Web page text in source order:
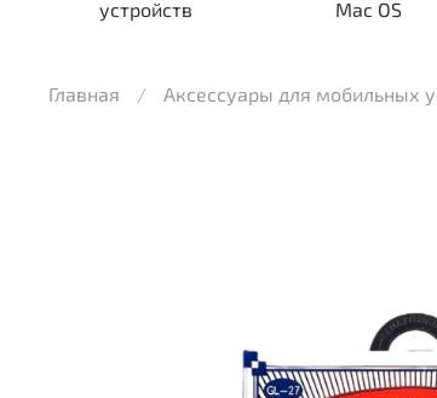
устройств
Mac OS
Главная Аксессуары для мобильных